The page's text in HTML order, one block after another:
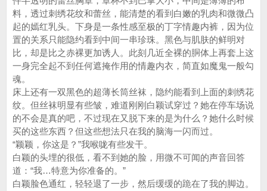
料，透过刺绣花纹和蕾丝，能清楚的看到白嫩的乳肉和微微凸
起的嫣红乳头。下身是一条性感至极的丁字情趣内裤，因为位
置的关系只能隐约看到中间一串珍珠。黑色与肌肤的鲜明对
比，却是比之赤裸更加诱人。此刻几近全裸的胴体上再套上这
一身完全起不到任何遮掩作用的情趣内衣，简直如魔鬼一般勾
魂。
床上还有一双黑色的超薄长筒丝袜，隐约能看到上面的刺绣花
纹。但丝袜明显有些皱，难道刚刚白颖试穿过？她在停车场说
的不会是真的吧，不过现在又脱下来的是为什么？她什么时候
买的这些东西？但这些想法只在我的脑海一闪而过。
“颖颖，你这是？”我喉咙有些发干。
白颖的头埋的很低，看不到她的脸，用微不可闻的声音回答
道：“我…特意为你准备的。”
白颖脸色通红，轻轻退了一步，然后缓缓的跪在了我的脚边。